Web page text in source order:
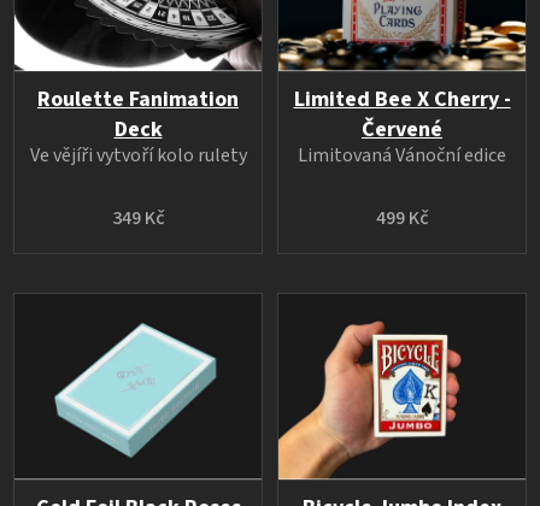
Roulette Fanimation
Deck
349 Kč
Ve vějíři vytvoří kolo rulety
Limited Bee X Cherry -
Červené
499 Kč
Limitovaná Vánoční edice